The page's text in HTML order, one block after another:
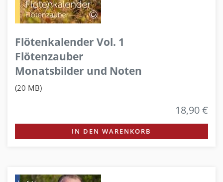
Flötenkalender Vol. 1
Flötenzauber
Monatsbilder und Noten
(20 MB)
18,90 €
IN DEN WARENKORB